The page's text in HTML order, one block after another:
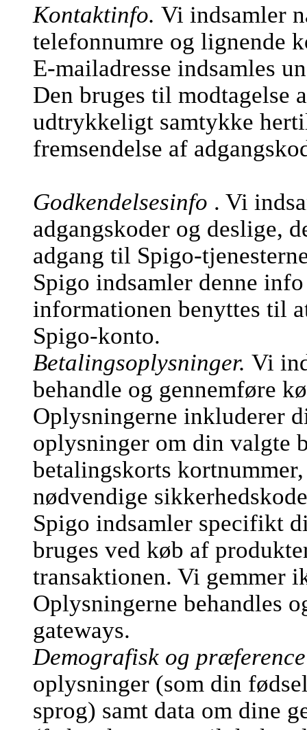
Kontaktinfo. Vi indsamler
telefonnumre og lignende
E-mailadresse indsamles
Den bruges til modtagelse
udtrykkeligt samtykke
fremsendelse af
Godkendelsesinfo . Vi
adgangskoder og deslige,
adgang til Spigo-
Spigo indsamler denne
informationen benyttes til
Spigo-konto.
Betalingsoplysninger. Vi
behandle og gennemføre
Oplysningerne inkluderer
oplysninger om din valgte
betalingskorts
nødvendige
Spigo indsamler specifikt
bruges ved køb af
transaktionen. Vi gemmer
Oplysningerne behandles
gateways.
Demografisk og
oplysninger (som din
sprog) samt data om dine